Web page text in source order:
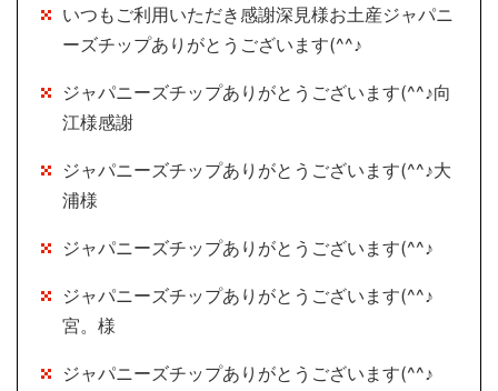
いつもご利用いただき感謝深見様お土産ジャパニ
ーズチップありがとうございます(^^♪
ジャパニーズチップありがとうございます(^^♪向
江様感謝
ジャパニーズチップありがとうございます(^^♪大
浦様
ジャパニーズチップありがとうございます(^^♪
ジャパニーズチップありがとうございます(^^♪
宮。様
ジャパニーズチップありがとうございます(^^♪